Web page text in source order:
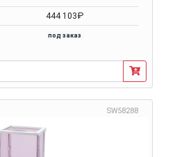
444 103₽
под заказ
SW58288